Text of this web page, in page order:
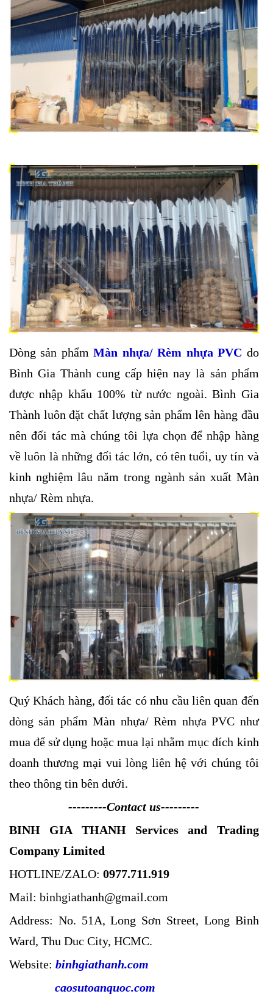
Dòng sản phẩmMàn nhựa/ Rèm nhựa PVC do
Bình Gia Thành cung cấp hiện nay là sản phẩm
được nhập khẩu 100% từ nước ngoài. Bình Gia
Thành luôn đặt chất lượng sản phẩm lên hàng đầu
nên đối tác mà chúng tôi lựa chọn để nhập hàng
về luôn là những đối tác lớn, có tên tuổi, uy tín và
kinh nghiệm lâu năm trong ngành sản xuất Màn
nhựa/ Rèm nhựa.
Quý Khách hàng, đối tác có nhu cầu liên quan đến
dòng sản phẩm Màn nhựa/ Rèm nhựa PVC như
mua để sử dụng hoặc mua lại nhằm mục đích kinh
doanh thương mại vui lòng liên hệ với chúng tôi
theo thông tin bên dưới.
---------Contact us---------
BINH GIA THANH Services and Trading
Company Limited
HOTLINE/ZALO: 0977.711.919
Mail: binhgiathanh@gmail.com
Address: No. 51A, Long Sơn Street, Long Binh
Ward, Thu Duc City, HCMC.
Website: binhgiathanh.com
caosutoanquoc.com